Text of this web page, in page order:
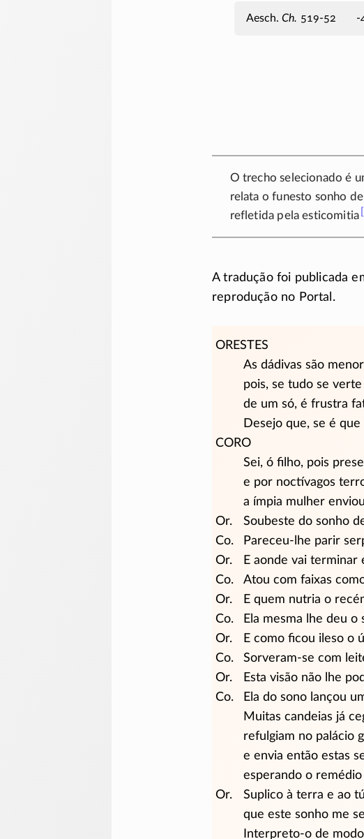
Aesch.Ch. 519-52 -
O trecho selecionado é
relata o funesto sonho
refletida pelaesticomitia
A tradução foi publicada
reprodução no Portal.
ORESTES
As dádivas são
pois, se tudo se
de um só, é frustra
Desejo que, se é
CORO
Sei, ó filho, pois
e por noctívagos
a ímpia mulher
Or.
Soubeste do sonho
Co.
Pareceu-lhe parir
Or.
E aonde vai terminar
Co.
Atou com faixas
Or.
E quem nutria o
Co.
Ela mesma lhe deu o
Or.
E como ficou ileso o
Co.
Sorveram-se com
Or.
Esta visão não lhe
Co.
Ela do sono lançou
Muitas candeias já
refulgiam no palácio
e envia então estas
esperando o
Or.
Suplico à terra e ao
que este sonho me
Interpreto-o de